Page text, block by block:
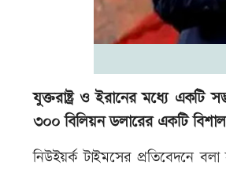
যুক্তরাষ্ট্র ও ইরানের মধ্যে একটি
৩০০ বিলিয়ন ডলারের একটি
নিউইয়র্ক টাইমসের প্রতিবেদনে